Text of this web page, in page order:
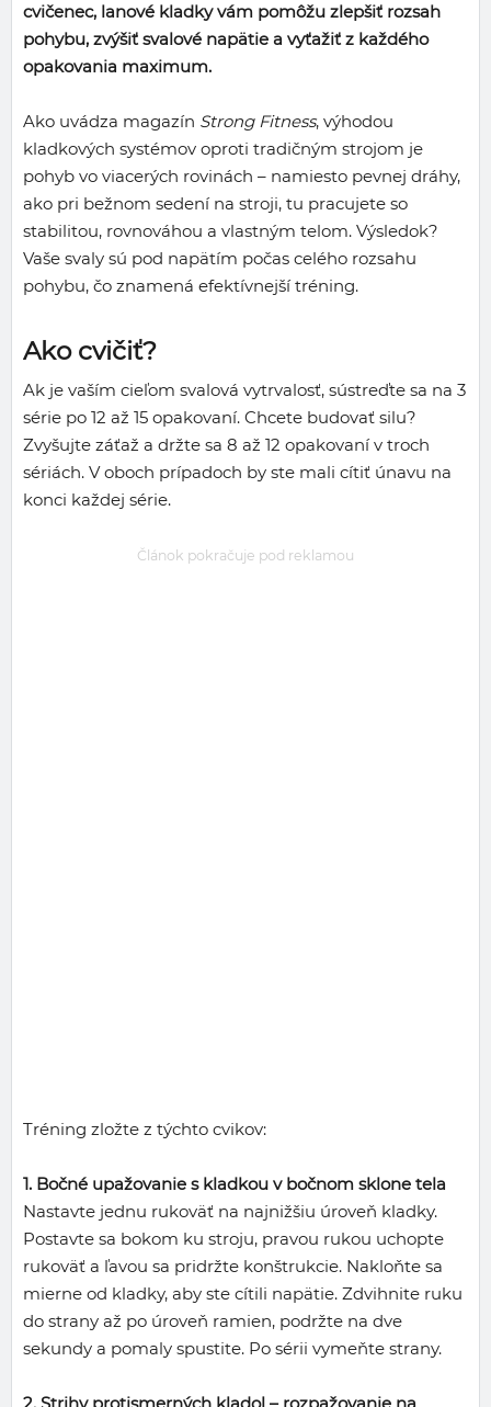
cvičenec, lanové kladky vám pomôžu zlepšiť rozsah
pohybu, zvýšiť svalové napätie a vyťažiť z každého
opakovania maximum.
Ako uvádza magazín Strong Fitness, výhodou
kladkových systémov oproti tradičným strojom je
pohyb vo viacerých rovinách – namiesto pevnej dráhy,
ako pri bežnom sedení na stroji, tu pracujete so
stabilitou, rovnováhou a vlastným telom. Výsledok?
Vaše svaly sú pod napätím počas celého rozsahu
pohybu, čo znamená efektívnejší tréning.
Ako cvičiť?
Ak je vaším cieľom svalová vytrvalosť, sústreďte sa na 3
série po 12 až 15 opakovaní. Chcete budovať silu?
Zvyšujte záťaž a držte sa 8 až 12 opakovaní v troch
sériách. V oboch prípadoch by ste mali cítiť únavu na
konci každej série.
Článok pokračuje pod reklamou
Tréning zložte z týchto cvikov:
1. Bočné upažovanie s kladkou v bočnom sklone tela
Nastavte jednu rukoväť na najnižšiu úroveň kladky.
Postavte sa bokom ku stroju, pravou rukou uchopte
rukoväť a ľavou sa pridržte konštrukcie. Nakloňte sa
mierne od kladky, aby ste cítili napätie. Zdvihnite ruku
do strany až po úroveň ramien, podržte na dve
sekundy a pomaly spustite. Po sérii vymeňte strany.